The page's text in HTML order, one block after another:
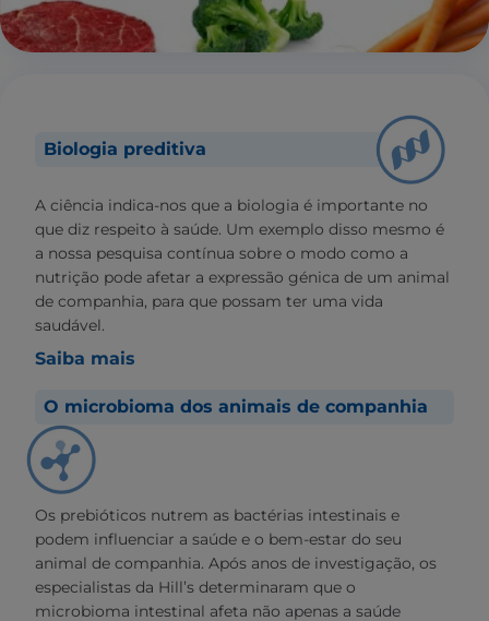
Biologia preditiva
A ciência indica-nos que a biologia é importante no
que diz respeito à saúde. Um exemplo disso mesmo é
a nossa pesquisa contínua sobre o modo como a
nutrição pode afetar a expressão génica de um animal
de companhia, para que possam ter uma vida
saudável.
Saiba mais
O microbioma dos animais de companhia
Os prebióticos nutrem as bactérias intestinais e
podem influenciar a saúde e o bem-estar do seu
animal de companhia. Após anos de investigação, os
especialistas da Hill’s determinaram que o
microbioma intestinal afeta não apenas a saúde